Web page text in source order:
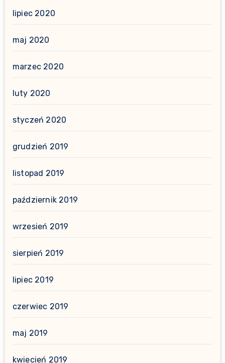
lipiec 2020
maj 2020
marzec 2020
luty 2020
styczeń 2020
grudzień 2019
listopad 2019
październik 2019
wrzesień 2019
sierpień 2019
lipiec 2019
czerwiec 2019
maj 2019
kwiecień 2019